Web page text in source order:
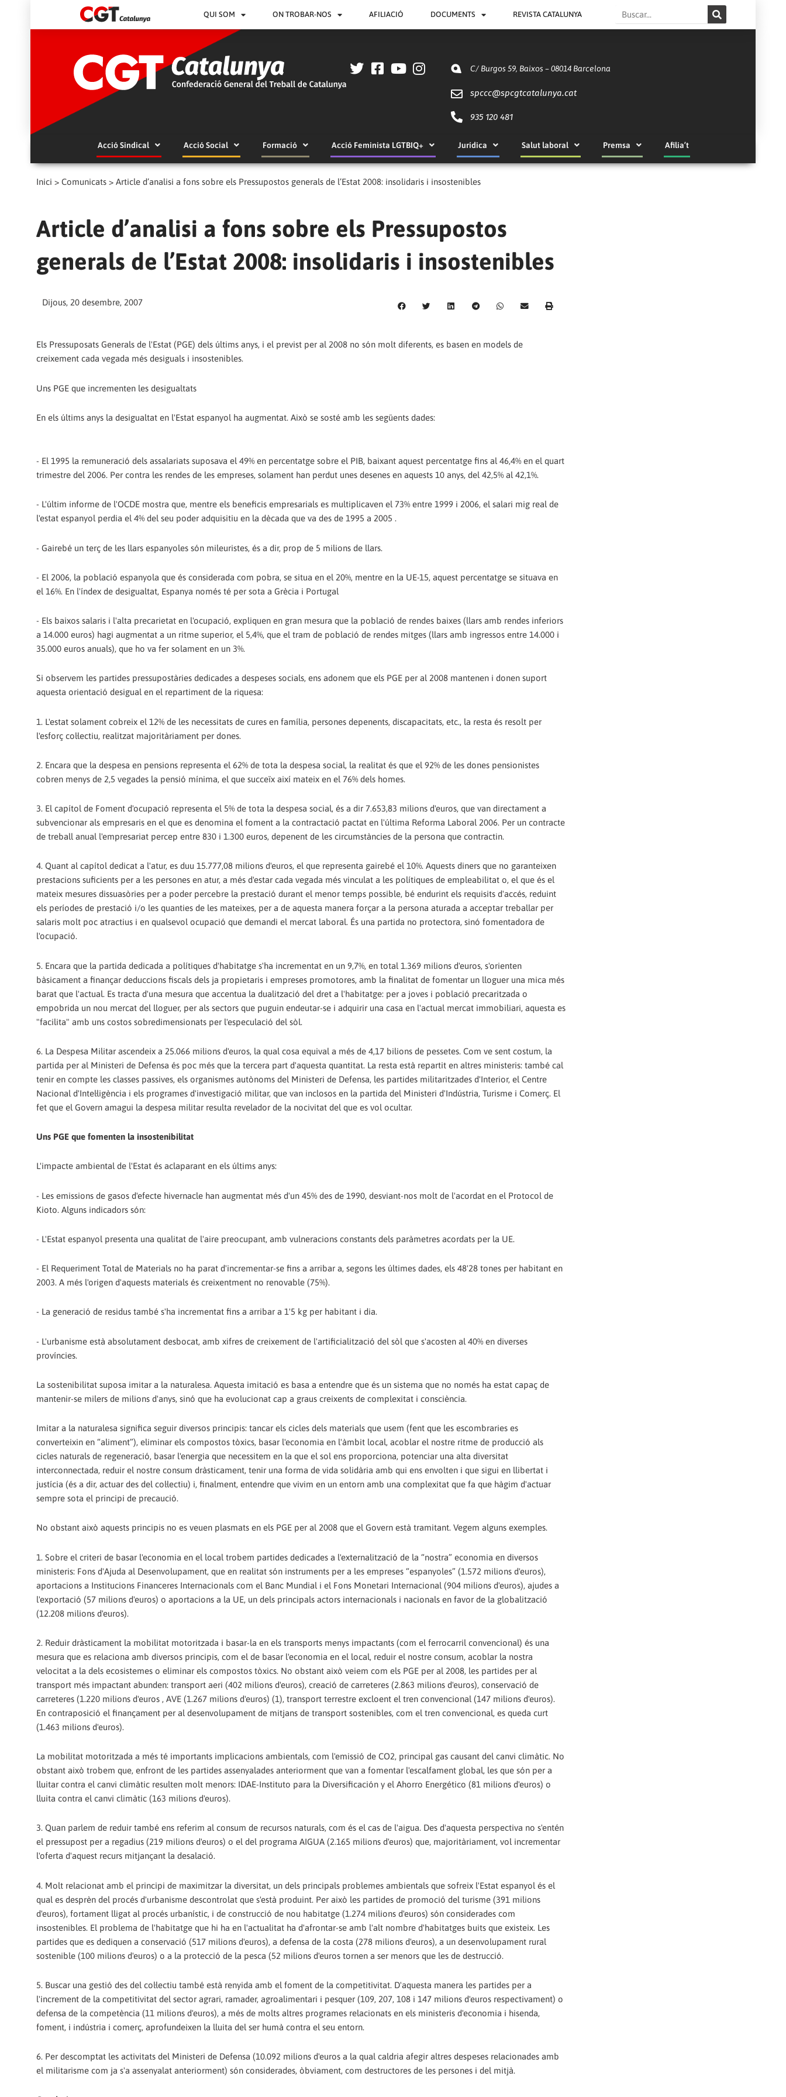
QUI SOM ON TROBAR-NOS AFILIACIÓ DOCUMENTS REVISTA CATALUNYA Search
C/ Burgos 59, Baixos – 08014 Barcelona
spccc@spcgtcatalunya.cat
935 120 481
Acció Sindical Acció Social Formació Acció Feminista LGTBIQ+ Jurídica Salut laboral Premsa Afilia’t
Inici > Comunicats > Article d’analisi a fons sobre els Pressupostos generals de l’Estat 2008: insolidaris i insostenibles
Article d’analisi a fons sobre els Pressupostos
generals de l’Estat 2008: insolidaris i insostenibles
Dijous, 20 desembre, 2007
Els Pressuposats Generals de l'Estat (PGE) dels últims anys, i el previst per al 2008 no són molt diferents, es basen en models de
creixement cada vegada més desiguals i insostenibles.
Uns PGE que incrementen les desigualtats
En els últims anys la desigualtat en l'Estat espanyol ha augmentat. Això se sosté amb les següents dades:
- El 1995 la remuneració dels assalariats suposava el 49% en percentatge sobre el PIB, baixant aquest percentatge fins al 46,4% en el quart
trimestre del 2006. Per contra les rendes de les empreses, solament han perdut unes desenes en aquests 10 anys, del 42,5% al 42,1%.
- L'últim informe de l'OCDE mostra que, mentre els beneficis empresarials es multiplicaven el 73% entre 1999 i 2006, el salari mig real de
l'estat espanyol perdia el 4% del seu poder adquisitiu en la dècada que va des de 1995 a 2005 .
- Gairebé un terç de les llars espanyoles són mileuristes, és a dir, prop de 5 milions de llars.
- El 2006, la població espanyola que és considerada com pobra, se situa en el 20%, mentre en la UE-15, aquest percentatge se situava en
el 16%. En l'índex de desigualtat, Espanya només té per sota a Grècia i Portugal
- Els baixos salaris i l'alta precarietat en l'ocupació, expliquen en gran mesura que la població de rendes baixes (llars amb rendes inferiors
a 14.000 euros) hagi augmentat a un ritme superior, el 5,4%, que el tram de població de rendes mitges (llars amb ingressos entre 14.000 i
35.000 euros anuals), que ho va fer solament en un 3%.
Si observem les partides pressupostàries dedicades a despeses socials, ens adonem que els PGE per al 2008 mantenen i donen suport
aquesta orientació desigual en el repartiment de la riquesa:
1. L'estat solament cobreix el 12% de les necessitats de cures en família, persones depenents, discapacitats, etc., la resta és resolt per
l'esforç col·lectiu, realitzat majoritàriament per dones.
2. Encara que la despesa en pensions representa el 62% de tota la despesa social, la realitat és que el 92% de les dones pensionistes
cobren menys de 2,5 vegades la pensió mínima, el que succeïx així mateix en el 76% dels homes.
3. El capítol de Foment d'ocupació representa el 5% de tota la despesa social, és a dir 7.653,83 milions d'euros, que van directament a
subvencionar als empresaris en el que es denomina el foment a la contractació pactat en l'última Reforma Laboral 2006. Per un contracte
de treball anual l'empresariat percep entre 830 i 1.300 euros, depenent de les circumstàncies de la persona que contractin.
4. Quant al capítol dedicat a l'atur, es duu 15.777,08 milions d'euros, el que representa gairebé el 10%. Aquests diners que no garanteixen
prestacions suficients per a les persones en atur, a més d'estar cada vegada més vinculat a les polítiques de empleabilitat o, el que és el
mateix mesures dissuasòries per a poder percebre la prestació durant el menor temps possible, bé endurint els requisits d'accés, reduint
els períodes de prestació i/o les quanties de les mateixes, per a de aquesta manera forçar a la persona aturada a acceptar treballar per
salaris molt poc atractius i en qualsevol ocupació que demandi el mercat laboral. És una partida no protectora, sinó fomentadora de
l'ocupació.
5. Encara que la partida dedicada a polítiques d'habitatge s'ha incrementat en un 9,7%, en total 1.369 milions d'euros, s'orienten
bàsicament a finançar deduccions fiscals dels ja propietaris i empreses promotores, amb la finalitat de fomentar un lloguer una mica més
barat que l'actual. Es tracta d'una mesura que accentua la dualització del dret a l'habitatge: per a joves i població precaritzada o
empobrida un nou mercat del lloguer, per als sectors que puguin endeutar-se i adquirir una casa en l'actual mercat immobiliari, aquesta es
"facilita" amb uns costos sobredimensionats per l'especulació del sòl.
6. La Despesa Militar ascendeix a 25.066 milions d'euros, la qual cosa equival a més de 4,17 bilions de pessetes. Com ve sent costum, la
partida per al Ministeri de Defensa és poc més que la tercera part d'aquesta quantitat. La resta està repartit en altres ministeris: també cal
tenir en compte les classes passives, els organismes autònoms del Ministeri de Defensa, les partides militaritzades d'Interior, el Centre
Nacional d'Intel·ligència i els programes d'investigació militar, que van inclosos en la partida del Ministeri d'Indústria, Turisme i Comerç. El
fet que el Govern amagui la despesa militar resulta revelador de la nocivitat del que es vol ocultar.
Uns PGE que fomenten la insostenibilitat
L'impacte ambiental de l'Estat és aclaparant en els últims anys:
- Les emissions de gasos d'efecte hivernacle han augmentat més d'un 45% des de 1990, desviant-nos molt de l'acordat en el Protocol de
Kioto. Alguns indicadors són:
- L'Estat espanyol presenta una qualitat de l'aire preocupant, amb vulneracions constants dels paràmetres acordats per la UE.
- El Requeriment Total de Materials no ha parat d'incrementar-se fins a arribar a, segons les últimes dades, els 48'28 tones per habitant en
2003. A més l'origen d'aquests materials és creixentment no renovable (75%).
- La generació de residus també s'ha incrementat fins a arribar a 1'5 kg per habitant i dia.
- L'urbanisme està absolutament desbocat, amb xifres de creixement de l'artificialització del sòl que s'acosten al 40% en diverses
províncies.
La sostenibilitat suposa imitar a la naturalesa. Aquesta imitació es basa a entendre que és un sistema que no només ha estat capaç de
mantenir-se milers de milions d'anys, sinó que ha evolucionat cap a graus creixents de complexitat i consciència.
Imitar a la naturalesa significa seguir diversos principis: tancar els cicles dels materials que usem (fent que les escombraries es
converteixin en “aliment”), eliminar els compostos tòxics, basar l'economia en l'àmbit local, acoblar el nostre ritme de producció als
cicles naturals de regeneració, basar l'energia que necessitem en la que el sol ens proporciona, potenciar una alta diversitat
interconnectada, reduir el nostre consum dràsticament, tenir una forma de vida solidària amb qui ens envolten i que sigui en llibertat i
justícia (és a dir, actuar des del col·lectiu) i, finalment, entendre que vivim en un entorn amb una complexitat que fa que hàgim d'actuar
sempre sota el principi de precaució.
No obstant això aquests principis no es veuen plasmats en els PGE per al 2008 que el Govern està tramitant. Vegem alguns exemples.
1. Sobre el criteri de basar l'economia en el local trobem partides dedicades a l'externalització de la “nostra” economia en diversos
ministeris: Fons d'Ajuda al Desenvolupament, que en realitat són instruments per a les empreses “espanyoles” (1.572 milions d'euros),
aportacions a Institucions Financeres Internacionals com el Banc Mundial i el Fons Monetari Internacional (904 milions d'euros), ajudes a
l'exportació (57 milions d'euros) o aportacions a la UE, un dels principals actors internacionals i nacionals en favor de la globalització
(12.208 milions d'euros).
2. Reduir dràsticament la mobilitat motoritzada i basar-la en els transports menys impactants (com el ferrocarril convencional) és una
mesura que es relaciona amb diversos principis, com el de basar l'economia en el local, reduir el nostre consum, acoblar la nostra
velocitat a la dels ecosistemes o eliminar els compostos tòxics. No obstant això veiem com els PGE per al 2008, les partides per al
transport més impactant abunden: transport aeri (402 milions d'euros), creació de carreteres (2.863 milions d'euros), conservació de
carreteres (1.220 milions d'euros , AVE (1.267 milions d'euros) (1), transport terrestre excloent el tren convencional (147 milions d'euros).
En contraposició el finançament per al desenvolupament de mitjans de transport sostenibles, com el tren convencional, es queda curt
(1.463 milions d'euros).
La mobilitat motoritzada a més té importants implicacions ambientals, com l'emissió de CO2, principal gas causant del canvi climàtic. No
obstant això trobem que, enfront de les partides assenyalades anteriorment que van a fomentar l'escalfament global, les que són per a
lluitar contra el canvi climàtic resulten molt menors: IDAE-Instituto para la Diversificación y el Ahorro Energético (81 milions d'euros) o
lluita contra el canvi climàtic (163 milions d'euros).
3. Quan parlem de reduir també ens referim al consum de recursos naturals, com és el cas de l'aigua. Des d'aquesta perspectiva no s'entén
el pressupost per a regadius (219 milions d'euros) o el del programa AIGUA (2.165 milions d'euros) que, majoritàriament, vol incrementar
l'oferta d'aquest recurs mitjançant la desalació.
4. Molt relacionat amb el principi de maximitzar la diversitat, un dels principals problemes ambientals que sofreix l'Estat espanyol és el
qual es desprèn del procés d'urbanisme descontrolat que s'està produint. Per això les partides de promoció del turisme (391 milions
d'euros), fortament lligat al procés urbanístic, i de construcció de nou habitatge (1.274 milions d'euros) són considerades com
insostenibles. El problema de l'habitatge que hi ha en l'actualitat ha d'afrontar-se amb l'alt nombre d'habitatges buits que existeix. Les
partides que es dediquen a conservació (517 milions d'euros), a defensa de la costa (278 milions d'euros), a un desenvolupament rural
sostenible (100 milions d'euros) o a la protecció de la pesca (52 milions d'euros tornen a ser menors que les de destrucció.
5. Buscar una gestió des del col·lectiu també està renyida amb el foment de la competitivitat. D'aquesta manera les partides per a
l'increment de la competitivitat del sector agrari, ramader, agroalimentari i pesquer (109, 207, 108 i 147 milions d'euros respectivament) o
defensa de la competència (11 milions d'euros), a més de molts altres programes relacionats en els ministeris d'economia i hisenda,
foment, i indústria i comerç, aprofundeixen la lluita del ser humà contra el seu entorn.
6. Per descomptat les activitats del Ministeri de Defensa (10.092 milions d'euros a la qual caldria afegir altres despeses relacionades amb
el militarisme com ja s'a assenyalat anteriorment) són considerades, òbviament, com destructores de les persones i del mitjà.